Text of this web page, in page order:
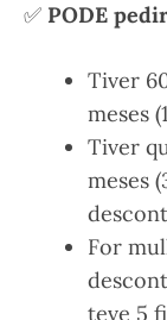
✅ PODE
Tiver
meses
Tiver
meses
For
teve 5